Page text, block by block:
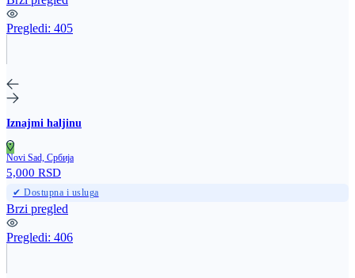
Pregledi: 405
Iznajmi haljinu
Novi Sad, Србија
5,000 RSD
✔ Dostupna i usluga
Brzi pregled
Pregledi: 406